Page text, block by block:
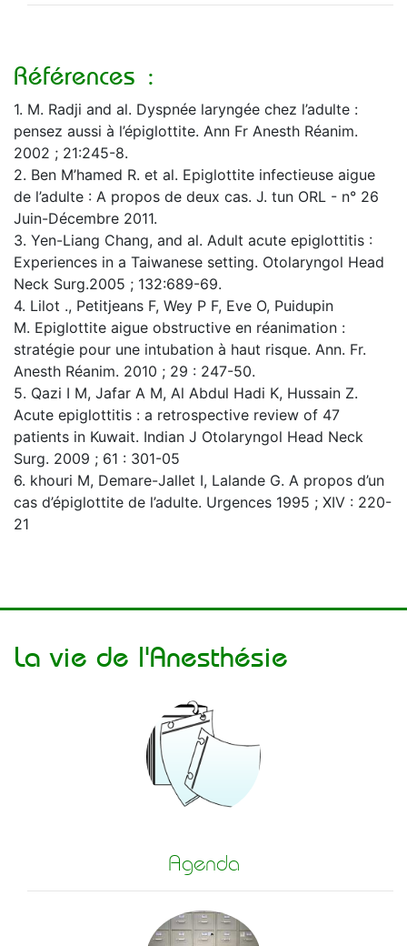
Références :
1. M. Radji and al. Dyspnée laryngée chez l’adulte :
pensez aussi à l’épiglottite. Ann Fr Anesth Réanim.
2002 ; 21:245-8.
2. Ben M’hamed R. et al. Epiglottite infectieuse aigue
de l’adulte : A propos de deux cas. J. tun ORL - n° 26
Juin-Décembre 2011.
3. Yen-Liang Chang, and al. Adult acute epiglottitis :
Experiences in a Taiwanese setting. Otolaryngol Head
Neck Surg.2005 ; 132:689-69.
4. Lilot ., Petitjeans F, Wey P F, Eve O, Puidupin
M. Epiglottite aigue obstructive en réanimation :
stratégie pour une intubation à haut risque. Ann. Fr.
Anesth Réanim. 2010 ; 29 : 247-50.
5. Qazi I M, Jafar A M, Al Abdul Hadi K, Hussain Z.
Acute epiglottitis : a retrospective review of 47
patients in Kuwait. Indian J Otolaryngol Head Neck
Surg. 2009 ; 61 : 301-05
6. khouri M, Demare-Jallet I, Lalande G. A propos d’un
cas d’épiglottite de l’adulte. Urgences 1995 ; XIV : 220-
21
La vie de l'Anesthésie
Agenda